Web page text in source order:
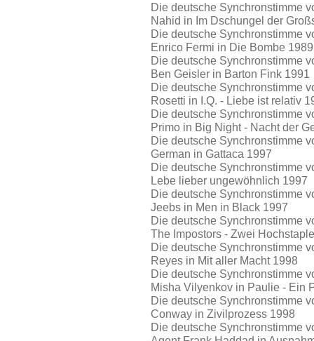
Die deutsche Synchronstimme
Nahid in Im Dschungel der
Die deutsche Synchronstimme
Enrico Fermi in Die Bombe 1989
Die deutsche Synchronstimme
Ben Geisler in Barton Fink 1991
Die deutsche Synchronstimme
Rosetti in I.Q. - Liebe ist relativ
Die deutsche Synchronstimme
Primo in Big Night - Nacht der
Die deutsche Synchronstimme
German in Gattaca 1997
Die deutsche Synchronstimme
Lebe lieber ungewöhnlich 1997
Die deutsche Synchronstimme
Jeebs in Men in Black 1997
Die deutsche Synchronstimme
The Impostors - Zwei
Die deutsche Synchronstimme
Reyes in Mit aller Macht 1998
Die deutsche Synchronstimme
Misha Vilyenkov in Paulie - Ein
Die deutsche Synchronstimme
Conway in Zivilprozess 1998
Die deutsche Synchronstimme